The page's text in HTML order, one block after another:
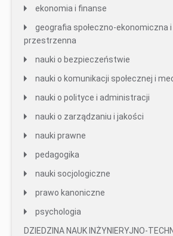
ekonomia i finanse
geografia społeczno-ekonomiczna
przestrzenna
nauki o bezpieczeństwie
nauki o komunikacji społecznej i
nauki o polityce i administracji
nauki o zarządzaniu i jakości
nauki prawne
pedagogika
nauki socjologiczne
prawo kanoniczne
psychologia
DZIEDZINA NAUK INŻYNIERYJNO-